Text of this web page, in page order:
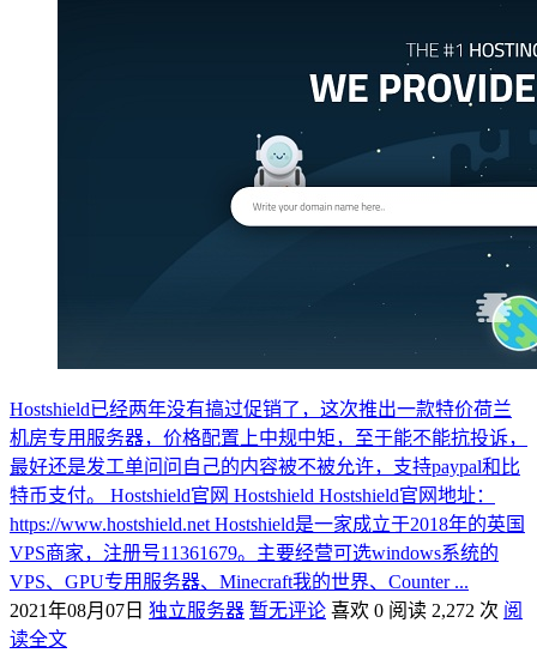
Hostshield已经两年没有搞过促销了，这次推出一款特价荷兰
机房专用服务器，价格配置上中规中矩，至于能不能抗投诉，
最好还是发工单问问自己的内容被不被允许，支持paypal和比
特币支付。 Hostshield官网 Hostshield Hostshield官网地址：
https://www.hostshield.net Hostshield是一家成立于2018年的英国
VPS商家，注册号11361679。主要经营可选windows系统的
VPS、GPU专用服务器、Minecraft我的世界、Counter ...
2021年08月07日 独立服务器 暂无评论 喜欢 0 阅读 2,272 次 阅
读全文